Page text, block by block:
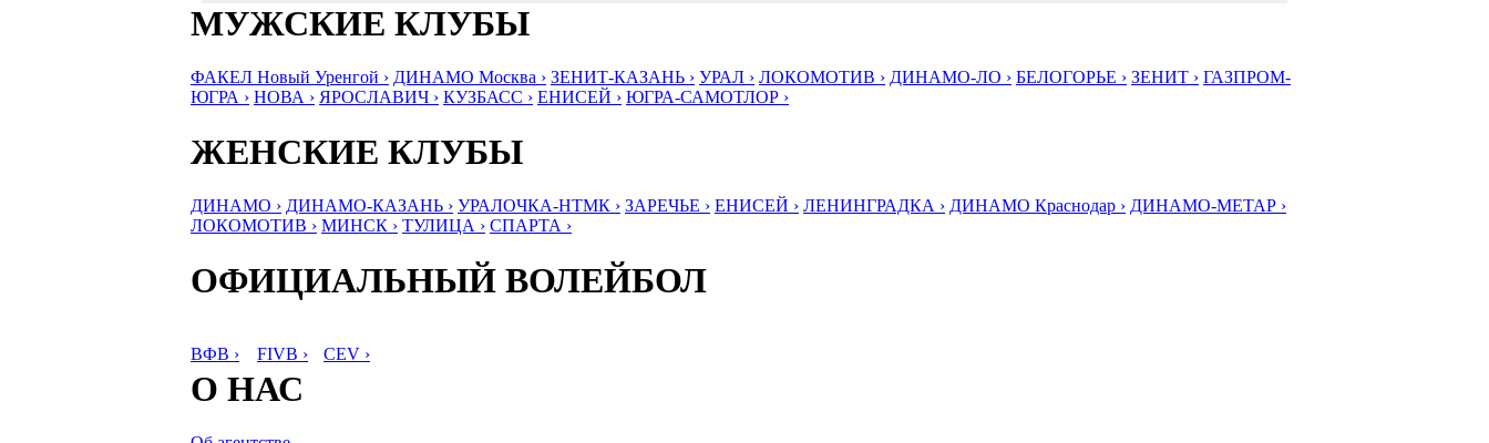
МУЖСКИЕ КЛУБЫ
ФАКЕЛ Новый Уренгой › ДИНАМО Москва › ЗЕНИТ-КАЗАНЬ › УРАЛ › ЛОКОМОТИВ › ДИНАМО-ЛО › БЕЛОГОРЬЕ › ЗЕНИТ › ГАЗПРОМ-
ЮГРА › НОВА › ЯРОСЛАВИЧ › КУЗБАСС › ЕНИСЕЙ › ЮГРА-САМОТЛОР ›
ЖЕНСКИЕ КЛУБЫ
ДИНАМО › ДИНАМО-КАЗАНЬ › УРАЛОЧКА-НТМК › ЗАРЕЧЬЕ › ЕНИСЕЙ › ЛЕНИНГРАДКА › ДИНАМО Краснодар › ДИНАМО-МЕТАР ›
ЛОКОМОТИВ › МИНСК › ТУЛИЦА › СПАРТА ›
ОФИЦИАЛЬНЫЙ ВОЛЕЙБОЛ
ВФВ › FIVB › CEV ›
О НАС